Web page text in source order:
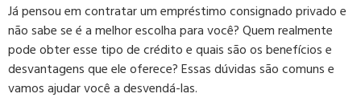
Já pensou em contratar um empréstimo consignado privado e
não sabe se é a melhor escolha para você? Quem realmente
pode obter esse tipo de crédito e quais são os benefícios e
desvantagens que ele oferece? Essas dúvidas são comuns e
vamos ajudar você a desvendá-las.